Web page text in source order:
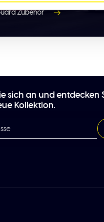
Zubehör
sich an und entdecken
Kollektion.